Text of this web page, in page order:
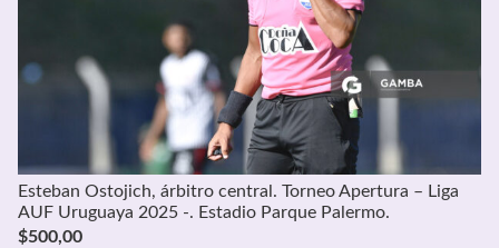
Esteban Ostojich, árbitro central. Torneo Apertura – Liga
AUF Uruguaya 2025 -. Estadio Parque Palermo.
$500,00